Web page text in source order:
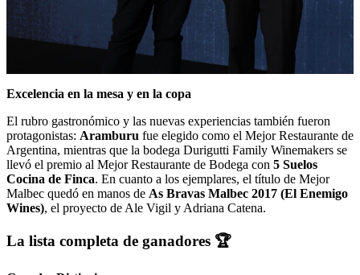
Excelencia en la mesa y en la copa
El rubro gastronómico y las nuevas experiencias también fueron
protagonistas: Aramburu fue elegido como el Mejor Restaurante de
Argentina, mientras que la bodega Durigutti Family Winemakers se
llevó el premio al Mejor Restaurante de Bodega con 5 Suelos
Cocina de Finca. En cuanto a los ejemplares, el título de Mejor
Malbec quedó en manos de As Bravas Malbec 2017 (El Enemigo
Wines), el proyecto de Ale Vigil y Adriana Catena.
La lista completa de ganadores 🏆